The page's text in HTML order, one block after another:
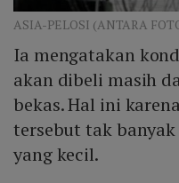
ASIA-PELOSI (ANTARA
Ia mengatakan
akan dibeli masih
bekas. Hal ini
tersebut tak
yang kecil.